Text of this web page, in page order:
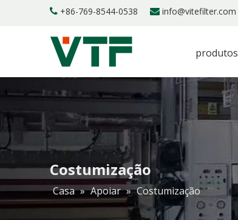
 +86-769-8544-0538  info@vitefilter.com
produtos
Costumização
Casa » Apoiar » Costumização